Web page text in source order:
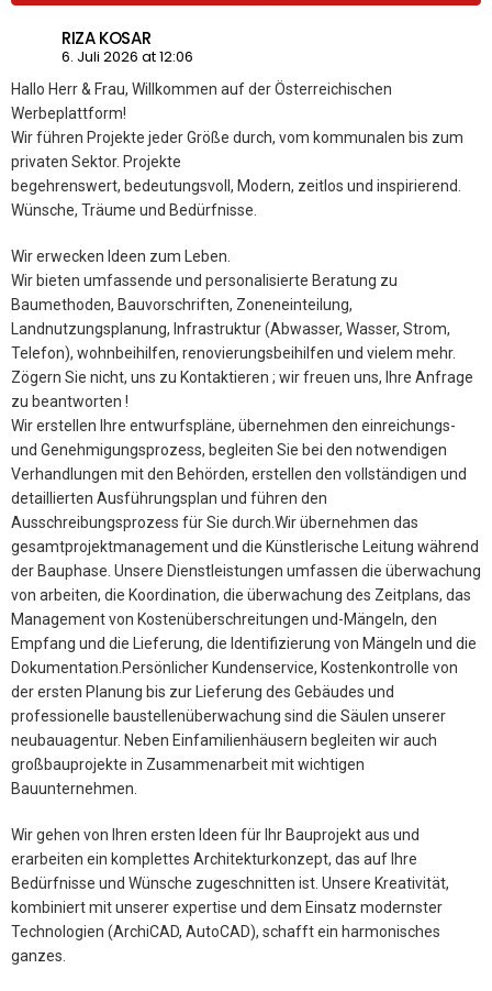
RIZA KOSAR
6. Juli 2026 at 12:06
Hallo Herr & Frau, Willkommen auf der Österreichischen
Werbeplattform!
Wir führen Projekte jeder Größe durch, vom kommunalen bis zum
privaten Sektor. Projekte
begehrenswert, bedeutungsvoll, Modern, zeitlos und inspirierend.
Wünsche, Träume und Bedürfnisse.
Wir erwecken Ideen zum Leben.
Wir bieten umfassende und personalisierte Beratung zu
Baumethoden, Bauvorschriften, Zoneneinteilung,
Landnutzungsplanung, Infrastruktur (Abwasser, Wasser, Strom,
Telefon), wohnbeihilfen, renovierungsbeihilfen und vielem mehr.
Zögern Sie nicht, uns zu Kontaktieren ; wir freuen uns, Ihre Anfrage
zu beantworten !
Wir erstellen Ihre entwurfspläne, übernehmen den einreichungs-
und Genehmigungsprozess, begleiten Sie bei den notwendigen
Verhandlungen mit den Behörden, erstellen den vollständigen und
detaillierten Ausführungsplan und führen den
Ausschreibungsprozess für Sie durch.Wir übernehmen das
gesamtprojektmanagement und die Künstlerische Leitung während
der Bauphase. Unsere Dienstleistungen umfassen die überwachung
von arbeiten, die Koordination, die überwachung des Zeitplans, das
Management von Kostenüberschreitungen und-Mängeln, den
Empfang und die Lieferung, die Identifizierung von Mängeln und die
Dokumentation.Persönlicher Kundenservice, Kostenkontrolle von
der ersten Planung bis zur Lieferung des Gebäudes und
professionelle baustellenüberwachung sind die Säulen unserer
neubauagentur. Neben Einfamilienhäusern begleiten wir auch
großbauprojekte in Zusammenarbeit mit wichtigen
Bauunternehmen.
Wir gehen von Ihren ersten Ideen für Ihr Bauprojekt aus und
erarbeiten ein komplettes Architekturkonzept, das auf Ihre
Bedürfnisse und Wünsche zugeschnitten ist. Unsere Kreativität,
kombiniert mit unserer expertise und dem Einsatz modernster
Technologien (ArchiCAD, AutoCAD), schafft ein harmonisches
ganzes.